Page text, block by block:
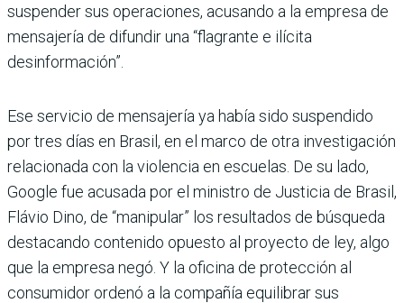
suspender sus operaciones, acusando a la empresa de
mensajería de difundir una “flagrante e ilícita
desinformación”.
Ese servicio de mensajería ya había sido suspendido
por tres días en Brasil, en el marco de otra investigación
relacionada con la violencia en escuelas. De su lado,
Google fue acusada por el ministro de Justicia de Brasil,
Flávio Dino, de “manipular” los resultados de búsqueda
destacando contenido opuesto al proyecto de ley, algo
que la empresa negó. Y la oficina de protección al
consumidor ordenó a la compañía equilibrar sus